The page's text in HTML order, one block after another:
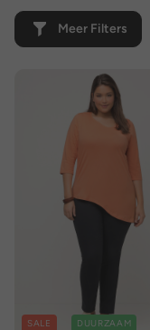
Meer Filters
SALE DUURZAAM